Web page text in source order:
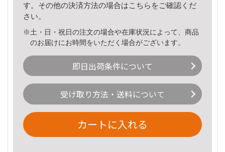
す。その他の決済方法の場合はこちら をご確認くだ
さい。
※土・日・祝日の注文の場合や在庫状況によって、商品
のお届けにお時間をいただく場合がございます。
即日出荷条件について
受け取り方法・送料について
カートに入れる